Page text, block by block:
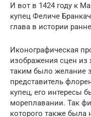
И вот в 1424 году к
купец Феличе
глава в истории
Иконографическая
изображения сцен
таким было желание
представитель
купец, его интересы
мореплавании. Так
которого также была